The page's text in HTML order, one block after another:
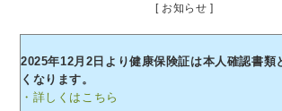
[ お知らせ ]
2025年12月2日より健康保険証は本人確認書類
くなります。
・詳しくはこちら